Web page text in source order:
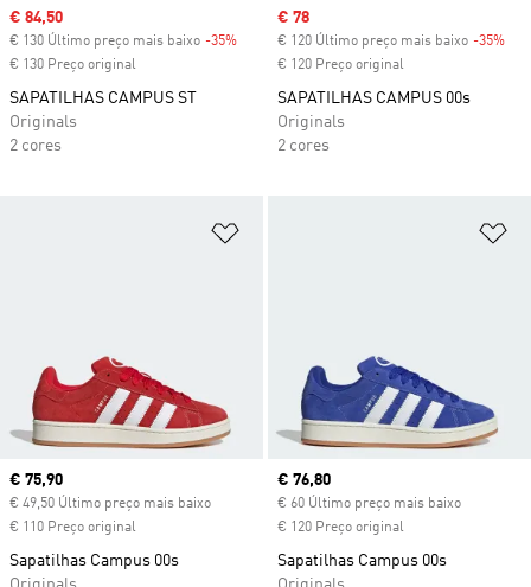
Sale price
€ 84,50
€ 130 Último preço mais baixo -35% Discount
€ 130 Preço original
SAPATILHAS CAMPUS ST
Originals
2 cores
Sale price
€ 78
€ 120 Último preço mais baixo -35%
€ 120 Preço original
SAPATILHAS CAMPUS 00s
Originals
2 cores
Current price
€ 75,90
€ 49,50 Último preço mais baixo
€ 110 Preço original
Sapatilhas Campus 00s
Current price
€ 76,80
€ 60 Último preço mais baixo
€ 120 Preço original
Sapatilhas Campus 00s